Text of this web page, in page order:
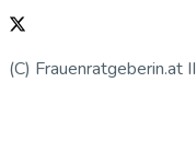
(C) Frauenratgeberin.at